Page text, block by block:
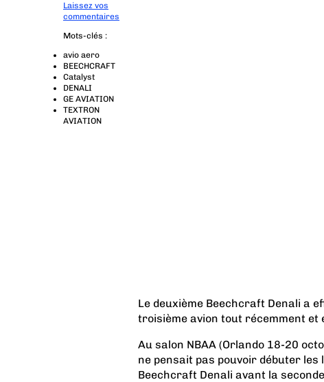
Laissez vos
commentaires
Mots-clés :
avio aero
BEECHCRAFT
Catalyst
DENALI
GE AVIATION
TEXTRON
AVIATION
Le deuxième Beechcraft Denali a
troisième avion tout récemment
Au salon NBAA (Orlando 18-20
ne pensait pas pouvoir débuter
Beechcraft Denali avant la